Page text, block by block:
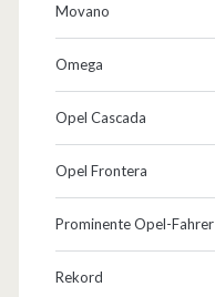
Movano
Omega
Opel Cascada
Opel Frontera
Prominente Opel-Fahrer
Rekord